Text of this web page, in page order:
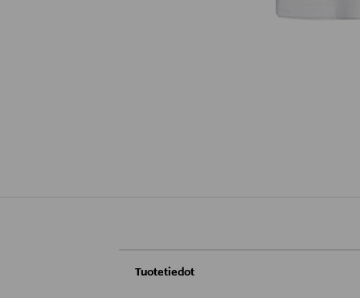
Tuotetiedot